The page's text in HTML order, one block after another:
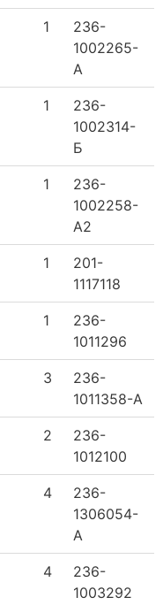
1
236-
1002265-
А
1
236-
1002314-
Б
1
236-
1002258-
А2
1
201-
1117118
1
236-
1011296
3
236-
1011358-А
2
236-
1012100
4
236-
1306054-
А
4
236-
1003292